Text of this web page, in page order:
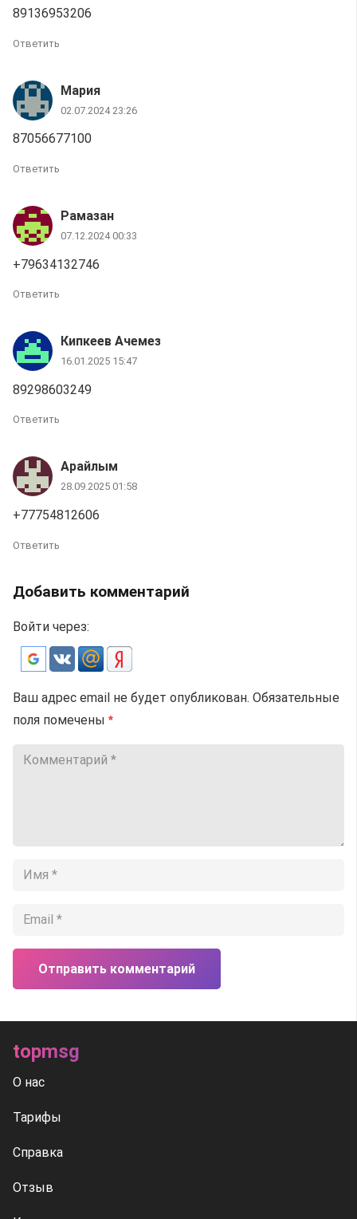
89136953206
Ответить
Мария
02.07.2024 23:26
87056677100
Ответить
Рамазан
07.12.2024 00:33
+79634132746
Ответить
Кипкеев Ачемез
16.01.2025 15:47
89298603249
Ответить
Арайлым
28.09.2025 01:58
+77754812606
Ответить
Добавить комментарий
Войти через:
Ваш адрес email не будет опубликован. Обязательные
поля помечены *
Отправить комментарий
topmsg
О нас
Тарифы
Справка
Отзыв